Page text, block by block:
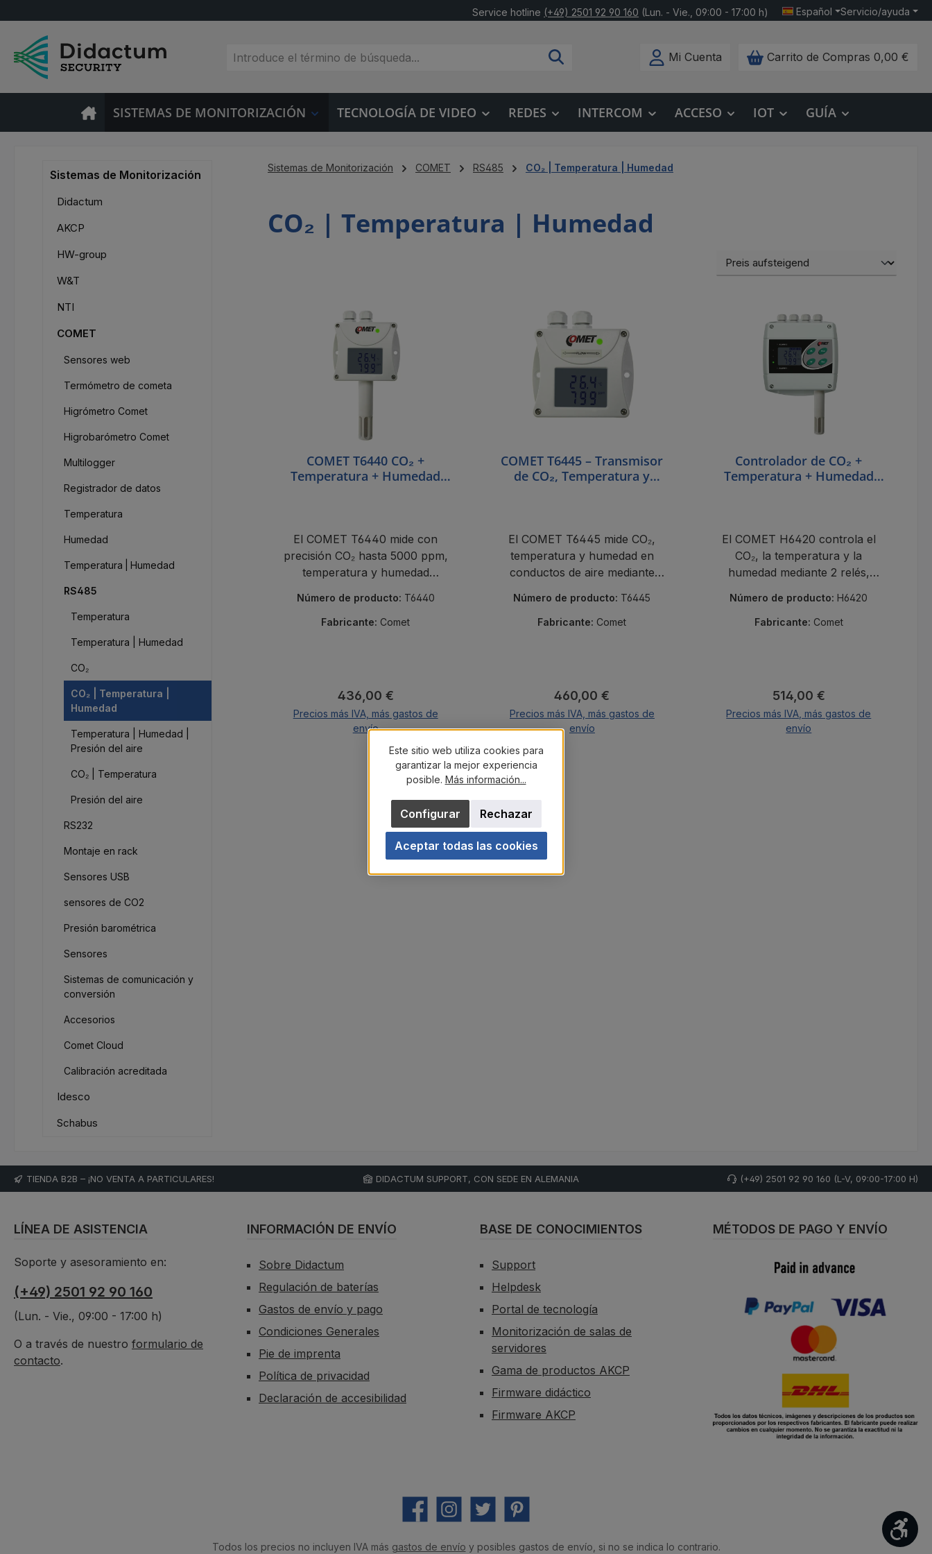
Service hotline (+49) 2501 92 90 160 (Lun. - Vie., 09:00 - 17:00 h) Español Servicio/ayuda
Mi Cuenta Carrito de Compras 0,00 €
SISTEMAS DE MONITORIZACIÓN TECNOLOGÍA DE VIDEO REDES INTERCOM ACCESO IOT GUÍA
Sistemas de Monitorización
Didactum
AKCP
HW-group
W&T
NTI
COMET
Sensores web
Termómetro de cometa
Higrómetro Comet
Higrobarómetro Comet
Multilogger
Registrador de datos
Temperatura
Humedad
Temperatura | Humedad
RS485
Temperatura
Temperatura | Humedad
CO₂
CO₂ | Temperatura |
Humedad
Temperatura | Humedad |
Presión del aire
CO₂ | Temperatura
Presión del aire
RS232
Montaje en rack
Sensores USB
sensores de CO2
Presión barométrica
Sensores
Sistemas de comunicación y
conversión
Accesorios
Comet Cloud
Calibración acreditada
Idesco
Schabus
Sistemas de Monitorización COMET RS485 CO₂ | Temperatura | Humedad
CO₂ | Temperatura | Humedad
COMET T6440 CO₂ +
Temperatura + Humedad
El COMET T6440 mide con
precisión CO₂ hasta 5000 ppm,
temperatura y humedad
indicador LED.
Número de producto: T6440
Fabricante: Comet
Precio normal:
436,00 €
Precios más IVA, más gastos de
envío
A la cesta
COMET T6445 – Transmisor
de CO₂, Temperatura y
El COMET T6445 mide CO₂,
temperatura y humedad en
conductos de aire mediante
LED.
Número de producto: T6445
Fabricante: Comet
Precio normal:
460,00 €
Precios más IVA, más gastos de
envío
Controlador de CO₂ +
Temperatura + Humedad
El COMET H6420 controla el
CO₂, la temperatura y la
humedad mediante 2 relés,
alarma.
Número de producto: H6420
Fabricante: Comet
Precio normal:
514,00 €
Precios más IVA, más gastos de
envío
TIENDA B2B – ¡NO VENTA A PARTICULARES! DIDACTUM SUPPORT, CON SEDE EN ALEMANIA (+49) 2501 92 90 160 (L-V, 09:00-17:00 H)
LÍNEA DE ASISTENCIA
Soporte y asesoramiento en:
(+49) 2501 92 90 160
(Lun. - Vie., 09:00 - 17:00 h)
O a través de nuestro formulario de
contacto.
INFORMACIÓN DE ENVÍO
Sobre Didactum
Regulación de baterías
Gastos de envío y pago
Condiciones Generales
Pie de imprenta
Política de privacidad
Declaración de accesibilidad
BASE DE CONOCIMIENTOS
Support
Helpdesk
Portal de tecnología
Monitorización de salas de
servidores
Gama de productos AKCP
Firmware didáctico
Firmware AKCP
MÉTODOS DE PAGO Y ENVÍO
FacebookInstagramTwitter Pinterest
Todos los precios no incluyen IVA más gastos de envío y posibles gastos de envío, si no se indica lo contrario.
Este sitio web utiliza cookies para
garantizar la mejor experiencia
posible. Más información...
Rechazar
Configurar
Aceptar todas las cookies